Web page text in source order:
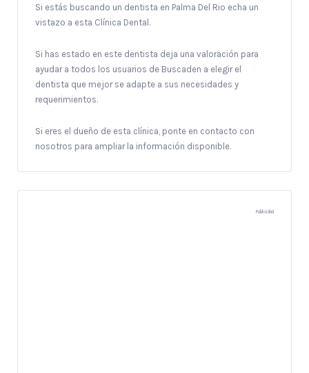
Si estás buscando un dentista en Palma Del Rio echa un
vistazo a esta Clínica Dental.
Si has estado en este dentista deja una valoración para
ayudar a todos los usuarios de Buscaden a elegir el
dentista que mejor se adapte a sus necesidades y
requerimientos.
Si eres el dueño de esta clínica, ponte en contacto con
nosotros para ampliar la información disponible.
Publicidad